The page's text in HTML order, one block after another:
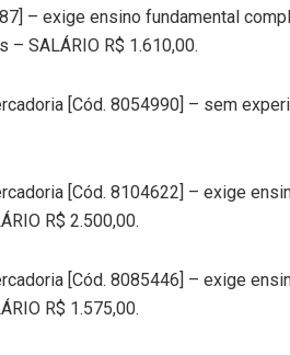
– exige ensino fundamental
SALÁRIO R$ 1.610,00.
[Cód. 8054990] – sem
[Cód. 8104622] – exige
R$ 2.500,00.
[Cód. 8085446] – exige
R$ 1.575,00.